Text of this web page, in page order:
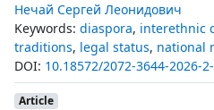
Нечай Сергей Леонидович
Keywords: diaspora, interethnic
traditions, legal status, national
DOI: 10.18572/2072-3644-2026-
Article